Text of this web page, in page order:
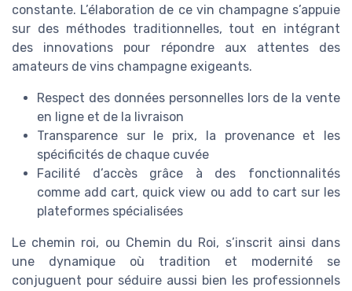
constante. L’élaboration de ce vin champagne s’appuie
sur des méthodes traditionnelles, tout en intégrant
des innovations pour répondre aux attentes des
amateurs de vins champagne exigeants.
Respect des données personnelles lors de la vente
en ligne et de la livraison
Transparence sur le prix, la provenance et les
spécificités de chaque cuvée
Facilité d’accès grâce à des fonctionnalités
comme add cart, quick view ou add to cart sur les
plateformes spécialisées
Le chemin roi, ou Chemin du Roi, s’inscrit ainsi dans
une dynamique où tradition et modernité se
conjuguent pour séduire aussi bien les professionnels